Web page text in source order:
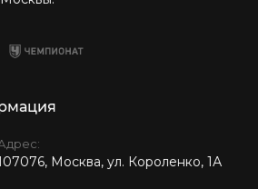
Москва, ул. Короленко, 1А